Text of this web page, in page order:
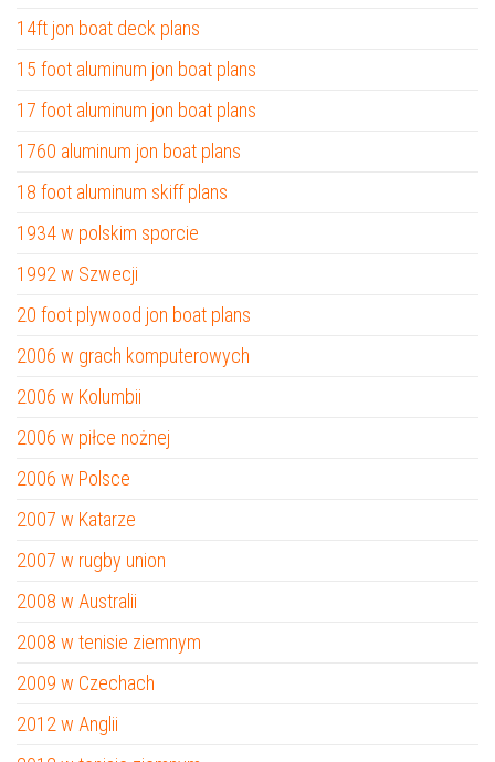
14ft jon boat deck plans
15 foot aluminum jon boat plans
17 foot aluminum jon boat plans
1760 aluminum jon boat plans
18 foot aluminum skiff plans
1934 w polskim sporcie
1992 w Szwecji
20 foot plywood jon boat plans
2006 w grach komputerowych
2006 w Kolumbii
2006 w piłce nożnej
2006 w Polsce
2007 w Katarze
2007 w rugby union
2008 w Australii
2008 w tenisie ziemnym
2009 w Czechach
2012 w Anglii